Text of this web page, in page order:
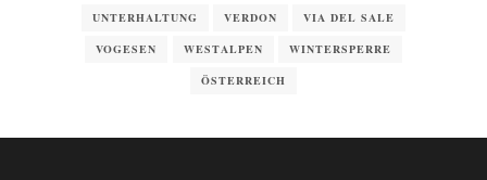
UNTERHALTUNG VERDON VIA DEL SALE
VOGESEN WESTALPEN WINTERSPERRE
ÖSTERREICH